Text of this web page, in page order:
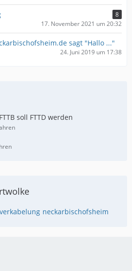
8
17. November 2021 um 20:32
sagt "Hallo ..."
24. Juni 2019 um 17:38
soll FTTD werden
neckarbischofsheim